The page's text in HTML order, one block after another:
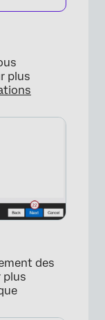
×
plus
des
plus